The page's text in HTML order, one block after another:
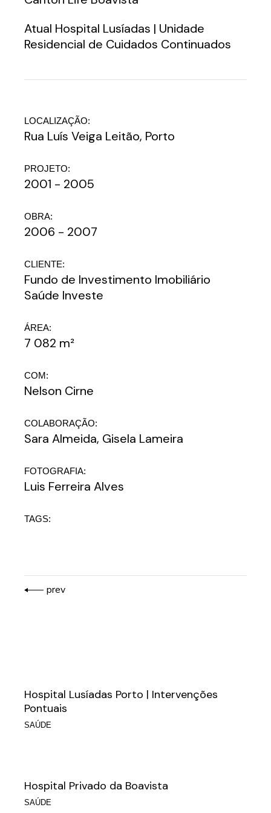
Atual Hospital Lusíadas | Unidade
Residencial de Cuidados Continuados
LOCALIZAÇÃO:
Rua Luís Veiga Leitão, Porto
PROJETO:
2001 - 2005
OBRA:
2006 - 2007
CLIENTE:
Fundo de Investimento Imobiliário
Saúde Investe
ÁREA:
7 082 m²
COM:
Nelson Cirne
COLABORAÇÃO:
Sara Almeida, Gisela Lameira
FOTOGRAFIA:
Luis Ferreira Alves
TAGS:
prev
Hospital Lusíadas Porto | Intervenções
Pontuais
SAÚDE
Hospital Privado da Boavista
SAÚDE